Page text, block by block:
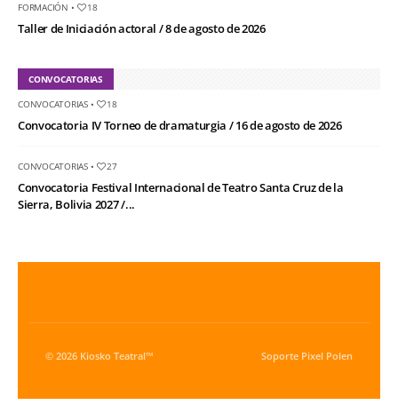
FORMACIÓN • 18
Taller de Iniciación actoral / 8 de agosto de 2026
CONVOCATORIAS
CONVOCATORIAS• 18
Convocatoria IV Torneo de dramaturgia / 16 de agosto de 2026
CONVOCATORIAS• 27
Convocatoria Festival Internacional de Teatro Santa Cruz de la
Sierra, Bolivia 2027 /...
© 2026 Kiosko Teatral™ Soporte Pixel Polen